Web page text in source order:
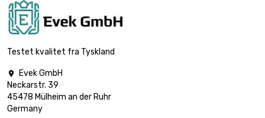
Testet kvalitet fra Tyskland

Evek GmbH
Neckarstr. 39
45478 Mülheim an der Ruhr
Germany